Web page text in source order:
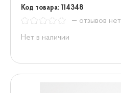
Код товара: 114348
— отзывов нет
Нет в наличии